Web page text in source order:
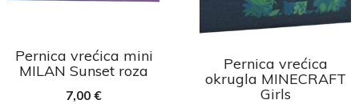
Pernica vrećica mini
MILAN Sunset roza
7,00 €
Pernica vrećica
okrugla MINECRAFT
Girls